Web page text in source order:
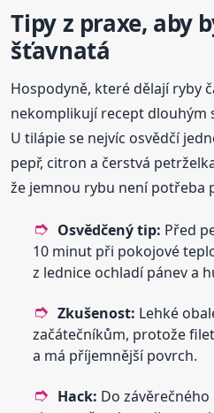
Tipy z praxe, aby
šťavnatá
Hospodyně, které dělají ryby
nekomplikují recept dlouhým
U tilápie se nejvíc osvědčí
pepř, citron a čerstvá
že jemnou rybu není potřeba
Osvědčený tip: Před
10 minut při pokojové
z lednice ochladí pánev a
Zkušenost: Lehké
začátečníkům, protože
a má příjemnější povrch.
Hack: Do